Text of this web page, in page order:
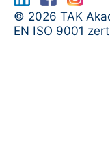
© 2026 TAK
EN ISO 9001